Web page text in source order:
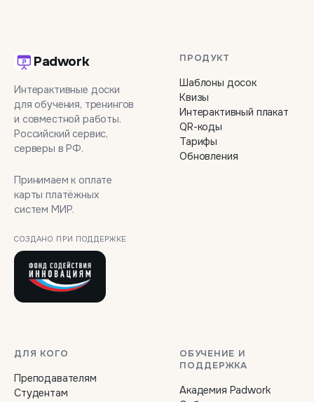
Padwork
Интерактивные доски
для обучения, тренингов
и совместной работы.
Российский сервис,
серверы в РФ.
Принимаем к оплате
карты платёжных
систем МИР.
СОЗДАНО ПРИ ПОДДЕРЖКЕ
ПРОДУКТ
Шаблоны досок
Квизы
Интерактивный плакат
QR-коды
Тарифы
Обновления
ДЛЯ КОГО
Преподавателям
Студентам
ОБУЧЕНИЕ И
ПОДДЕРЖКА
Академия Padwork